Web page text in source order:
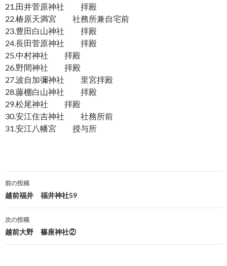
21.田井菅原神社 拝殿
22.椿原天満宮 社務所兼自宅前
23.豊田白山神社 拝殿
24.長田菅原神社 拝殿
25.中村神社 拝殿
26.野間神社 拝殿
27.波自加彌神社 里宮拝殿
28.藤棚白山神社 拝殿
29.松尾神社 拝殿
30.安江住吉神社 社務所前
31.安江八幡宮 授与所
投
稿
ナ
ビ
ゲ
前の投稿
越前福井 福井神社59
次の投稿
越前大野 篠座神社②